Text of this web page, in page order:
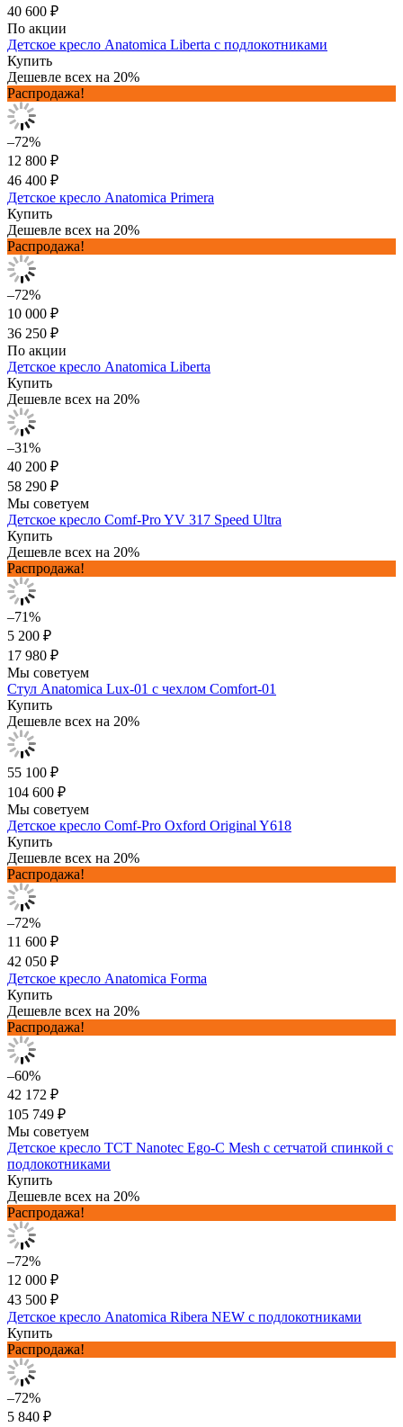
40 600 ₽
По акции
Детское кресло Anatomica Liberta с подлокотниками
Купить
Дешевле всех на 20%
Распродажа!
–72%
12 800 ₽
46 400 ₽
Детское кресло Anatomica Primera
Купить
Дешевле всех на 20%
Распродажа!
–72%
10 000 ₽
36 250 ₽
По акции
Детское кресло Anatomica Liberta
Купить
Дешевле всех на 20%
–31%
40 200 ₽
58 290 ₽
Мы советуем
Детское кресло Comf-Pro YV 317 Speed Ultra
Купить
Дешевле всех на 20%
Распродажа!
–71%
5 200 ₽
17 980 ₽
Мы советуем
Стул Anatomica Lux-01 с чехлом Comfort-01
Купить
Дешевле всех на 20%
55 100 ₽
104 600 ₽
Мы советуем
Детское кресло Comf-Pro Oxford Original Y618
Купить
Дешевле всех на 20%
Распродажа!
–72%
11 600 ₽
42 050 ₽
Детское кресло Anatomica Forma
Купить
Дешевле всех на 20%
Распродажа!
–60%
42 172 ₽
105 749 ₽
Мы советуем
Детское кресло TCT Nanotec Ego-C Mesh с сетчатой спинкой с
подлокотниками
Купить
Дешевле всех на 20%
Распродажа!
–72%
12 000 ₽
43 500 ₽
Детское кресло Anatomica Ribera NEW с подлокотниками
Купить
Распродажа!
–72%
5 840 ₽